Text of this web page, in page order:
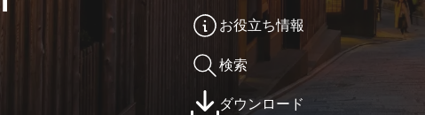
お役立ち情報
検索
ダウンロード